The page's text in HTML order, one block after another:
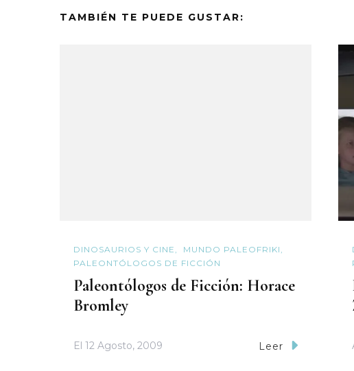
TAMBIÉN TE PUEDE GUSTAR:
DINOSAURIOS Y CINE
MUNDO PALEOFRIKI
PALEONTÓLOGOS DE FICCIÓN
Paleontólogos de Ficción: Horace
Bromley
El 12 Agosto, 2009 Leer